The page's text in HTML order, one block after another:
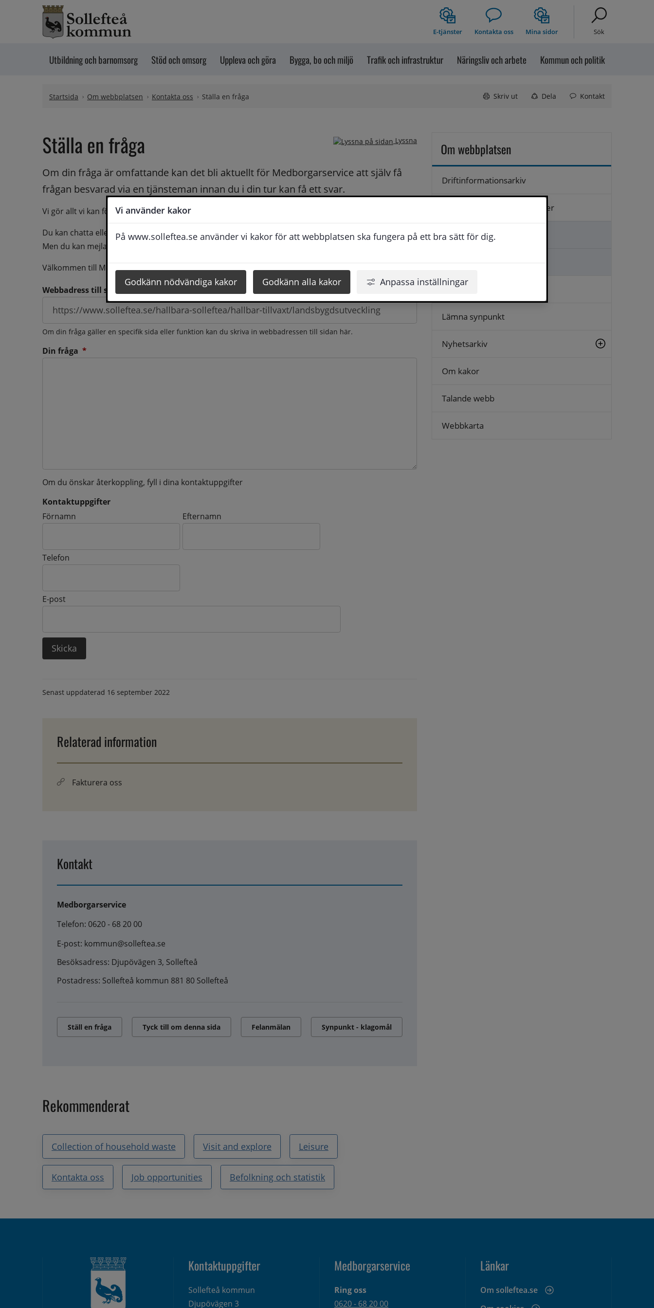
Vi använder kakor
På www.solleftea.se använder vi kakor för att webbplatsen ska fungera på ett bra sätt för dig.
Godkänn nödvändiga kakor Godkänn alla kakor Anpassa inställningar
Hoppa till innehåll
E-tjänster Kontakta oss Mina sidor Sök
Utbildning och barnomsorg Stöd och omsorg Uppleva och göra Bygga, bo och miljö Trafik och infrastruktur Näringsliv och arbete Kommun och politik
Startsida Om webbplatsen Kontakta oss Ställa en fråga Skriv ut Dela Kontakt
Lyssna
Ställa en fråga
Om din fråga är omfattande kan det bli aktuellt för Medborgarservice att själv få
frågan besvarad via en tjänsteman innan du i din tur kan få ett svar.
Vi gör allt vi kan för att du ska få hjälp och svar på dina frågor fortast möjligt.
Du kan chatta eller ringa oss med din fråga så besvarar vi dig så snabbt som möjligt under arbetstid.
Men du kan mejla oss din fråga dygnt runt och du få svaret inom 2 - 4 arbetsdagar.
Välkommen till Medborgarservice!
Webbadress till sidan som frågan berör
Om din fråga gäller en specifik sida eller funktion kan du skriva in webbadressen till sidan här.
Din fråga *
Om du önskar återkoppling, fyll i dina kontaktuppgifter
Kontaktuppgifter
Kontaktuppgifter
Förnamn Efternamn
Telefon
E-post
Senast uppdaterad 16 september 2022
Relaterad information
Fakturera oss
Kontakt
Medborgarservice
Telefon: 0620 - 68 20 00
E-post: kommun@solleftea.se
Besöksadress: Djupövägen 3, Sollefteå
Postadress: Sollefteå kommun 881 80 Sollefteå
Ställ en fråga Tyck till om denna sida Felanmälan Synpunkt - klagomål
Rekommenderat
Collection of household waste Visit and explore Leisure
Kontakta oss Job opportunities Befolkning och statistik
Om webbplatsen
Driftinformationsarkiv
Hantering av personuppgifter
Kontakta oss
Ställa en fråga
Logga in
Lämna synpunkt
Nyhetsarkiv
Om kakor
Talande webb
Webbkarta
Kontaktuppgifter
Sollefteå kommun
Djupövägen 3
Medborgarservice
Ring oss
0620 - 68 20 00
Länkar
Om solleftea.se